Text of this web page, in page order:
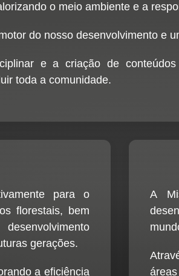
o meio ambiente e a
do nosso desenvolvimento e
e a criação de
toda a comunidade.
para o
florestais, bem
gerações.
a eficiência
A